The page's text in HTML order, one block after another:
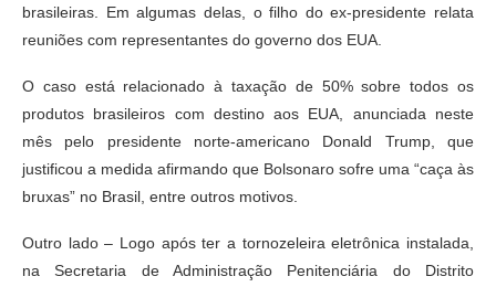
brasileiras. Em algumas delas, o filho do ex-presidente relata
reuniões com representantes do governo dos EUA.
O caso está relacionado à taxação de 50% sobre todos os
produtos brasileiros com destino aos EUA, anunciada neste
mês pelo presidente norte-americano Donald Trump, que
justificou a medida afirmando que Bolsonaro sofre uma “caça às
bruxas” no Brasil, entre outros motivos.
Outro lado – Logo após ter a tornozeleira eletrônica instalada,
na Secretaria de Administração Penitenciária do Distrito